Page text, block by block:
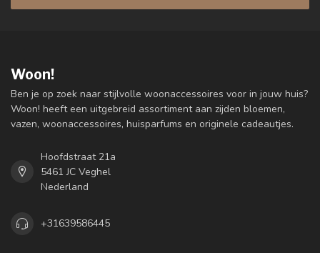
Woon!
Ben je op zoek naar stijlvolle woonaccessoires voor in jouw huis?
Woon! heeft een uitgebreid assortiment aan zijden bloemen,
vazen, woonaccessoires, huisparfums en originele cadeautjes.
Hoofdstraat 21a
5461 JC Veghel
Nederland
+31639586445